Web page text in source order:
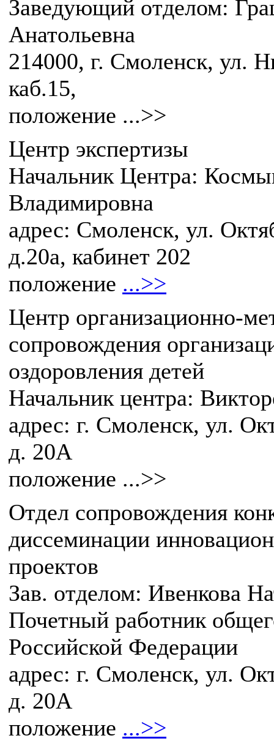
Заведующий отделом:
Анатольевна
214000, г. Смоленск, ул.
каб.15,
положение ...>>
Центр экспертизы
Начальник Центра:
Владимировна
адрес: Смоленск, ул.
д.20а, кабинет 202
положение ...>>
Центр организационно-
сопровождения
оздоровления детей
Начальник центра:
адрес: г. Смоленск, ул.
д. 20А
положение ...>>
Отдел сопровождения
диссеминации
проектов
Зав. отделом: Ивенкова
Почетный работник
Российской Федерации
адрес: г. Смоленск, ул.
д. 20А
положение ...>>